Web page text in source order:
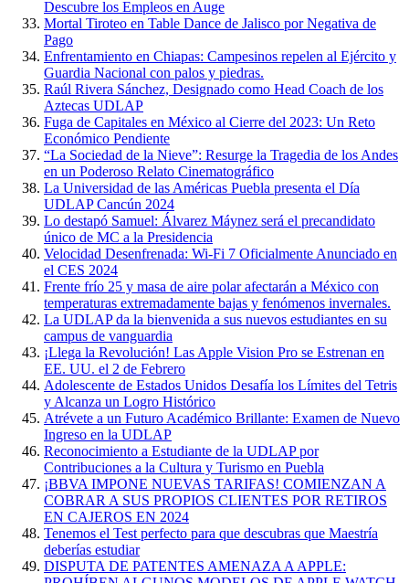
Descubre los Empleos en Auge
Mortal Tiroteo en Table Dance de Jalisco por Negativa de
Pago
Enfrentamiento en Chiapas: Campesinos repelen al Ejército y
Guardia Nacional con palos y piedras.
Raúl Rivera Sánchez, Designado como Head Coach de los
Aztecas UDLAP
Fuga de Capitales en México al Cierre del 2023: Un Reto
Económico Pendiente
“La Sociedad de la Nieve”: Resurge la Tragedia de los Andes
en un Poderoso Relato Cinematográfico
La Universidad de las Américas Puebla presenta el Día
UDLAP Cancún 2024
Lo destapó Samuel: Álvarez Máynez será el precandidato
único de MC a la Presidencia
Velocidad Desenfrenada: Wi-Fi 7 Oficialmente Anunciado en
el CES 2024
Frente frío 25 y masa de aire polar afectarán a México con
temperaturas extremadamente bajas y fenómenos invernales.
La UDLAP da la bienvenida a sus nuevos estudiantes en su
campus de vanguardia
¡Llega la Revolución! Las Apple Vision Pro se Estrenan en
EE. UU. el 2 de Febrero
Adolescente de Estados Unidos Desafía los Límites del Tetris
y Alcanza un Logro Histórico
Atrévete a un Futuro Académico Brillante: Examen de Nuevo
Ingreso en la UDLAP
Reconocimiento a Estudiante de la UDLAP por
Contribuciones a la Cultura y Turismo en Puebla
¡BBVA IMPONE NUEVAS TARIFAS! COMIENZAN A
COBRAR A SUS PROPIOS CLIENTES POR RETIROS
EN CAJEROS EN 2024
Tenemos el Test perfecto para que descubras que Maestría
deberías estudiar
DISPUTA DE PATENTES AMENAZA A APPLE: